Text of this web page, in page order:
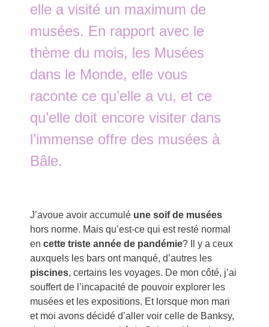
elle a visité un maximum de
musées. En rapport avec le
thème du mois, les Musées
dans le Monde, elle vous
raconte ce qu’elle a vu, et ce
qu’elle doit encore visiter dans
l’immense offre des musées à
Bâle.
J’avoue avoir accumulé une soif de musées
hors norme. Mais qu’est-ce qui est resté normal
encette triste année de pandémie? Il y a ceux
auxquels les bars ont manqué, d’autres les
piscines, certains les voyages. De mon côté, j’ai
souffert de l’incapacité de pouvoir explorer les
musées et les expositions. Et lorsque mon mari
et moi avons décidé d’aller voir celle de Banksy,